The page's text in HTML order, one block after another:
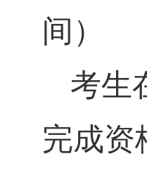
间）
考生
完成资